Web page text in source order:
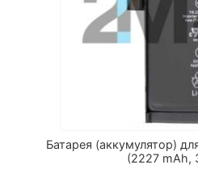
Батарея (аккумулятор)
(2227 mAh,